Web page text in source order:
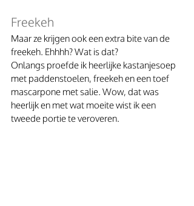
Freekeh
Maar ze krijgen ook een extra bite van de
freekeh. Ehhhh? Wat is dat?
Onlangs proefde ik heerlijke kastanjesoep
met paddenstoelen, freekeh en een toef
mascarpone met salie. Wow, dat was
heerlijk en met wat moeite wist ik een
tweede portie te veroveren.